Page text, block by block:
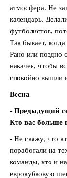
атмосфера. Не
календарь.
футболистов,
Так бывает,
Рано или поздно
накачек, чтобы
спокойно вышли
Весна
- Предыдущий
Кто вас больше
- Не скажу, что
поработали на
команды, кто и
еврокубковую